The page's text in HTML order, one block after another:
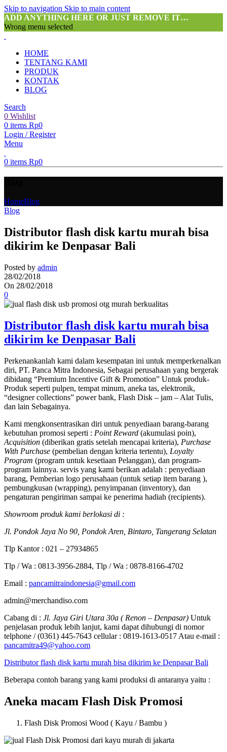
Skip to navigation Skip to main content
ADD ANYTHING HERE OR JUST REMOVE IT…
Wrong menu selected
HOME
TENTANG KAMI
PRODUK
KONTAK
BLOG
Search
0 Wishlist
0 items Rp0
Login / Register
Menu
0 items Rp0
HomeBlog
Blog
Distributor flash disk kartu murah bisa
dikirim ke Denpasar Bali
Posted by admin
28/02/2018
On 28/02/2018
0
Distributor flash disk kartu murah bisa
dikirim ke Denpasar Bali
Perkenankanlah kami dalam kesempatan ini untuk memperkenalkan
diri, PT. Panca Mitra Indonesia, Sebagai perusahaan yang bergerak
dibidang “Premium Incentive Gift & Promotion” Untuk produk-
Produk seperti pulpen, tempat minum, aneka tas, elektronik,
“designer collections” power bank, Flash Disk – jam – Alat Tulis,
dan lain Sebagainya.
Kami mengkonsentrasikan diri untuk penyediaan barang-barang
kebutuhan promosi seperti : Point Reward (akumulasi poin),
Acquisition (diberikan gratis setelah mencapai kriteria), Purchase
With Purchase (pembelian dengan kriteria tertentu), Loyalty
Program (program untuk kesetiaan Pelanggan), dan program-
program lainnya. servis yang kami berikan adalah : penyediaan
barang, Pemberian logo perusahaan (untuk setiap item barang ),
pembungkusan (wrapping), penyimpanan (inventory), dan
pengaturan pengiriman sampai ke penerima hadiah (recipients).
Showroom produk kami berlokasi di :
Jl. Pondok Jaya No 90, Pondok Aren, Bintaro, Tangerang Selatan
Tlp Kantor : 021 – 27934865
Tlp / Wa : 0813-3956-2884, Tlp / Wa : 0878-8166-4702
Email : pancamitraindonesia@gmail.com
admin@merchandiso.com
Cabang di : Jl. Jaya Giri Utara 30a ( Renon – Denpasar) Untuk
penjelasan produk lebih lanjut, kami dapat dihubungi di nomor
telphone / (0361) 445-7643 cellular : 0819-1613-0517 Atau e-mail :
pancamitra49@yahoo.com
Distributor flash disk kartu murah bisa dikirim ke Denpasar Bali
Beberapa contoh barang yang kami produksi di antaranya yaitu :
Aneka macam Flash Disk Promosi
Flash Disk Promosi Wood ( Kayu / Bambu )